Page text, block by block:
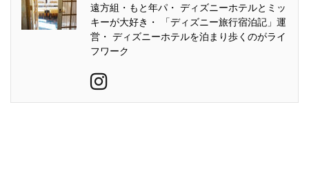
遠方組・もと年パ・ ディズニーホテルとミッ
キーが大好き・ 「ディズニー旅行宿泊記」運
営・ ディズニーホテルを泊まり歩くのがライ
フワーク